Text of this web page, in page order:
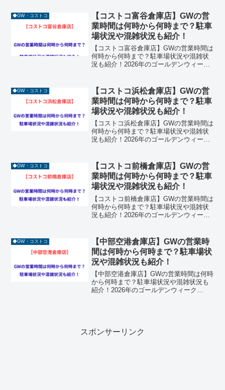
トコ広島倉庫店です。食料品から家電、
日用品、アウトドア用品ま...
◆GW・コストコ
【コストコ富谷倉庫店】GWの営
業時間は何時から何時まで？駐車
場状況や混雑状況も紹介！
【コストコ富谷倉庫店】GWの営業時間は
何時から何時まで？駐車場状況や混雑状
況も紹介！2026年のゴールデンウィーク
問を計画している方も多いのではないで
しょうか。宮城県...
◆GW・コストコ
【コストコ浜松倉庫店】GWの営
業時間は何時から何時まで？駐車
場状況や混雑状況も紹介！
【コストコ浜松倉庫店】GWの営業時間は
何時から何時まで？駐車場状況や混雑状
況も紹介！2026年のゴールデンウィーク
ではないでしょうか。静岡県浜松市中央
区の「浜松プラザ...
◆GW・コストコ
【コストコ前橋倉庫店】GWの営
業時間は何時から何時まで？駐車
場状況や混雑状況も紹介！
【コストコ前橋倉庫店】GWの営業時間は
何時から何時まで？駐車場状況や混雑状
況も紹介！2026年のゴールデンウィーク
ではないでしょうか。群馬県前橋市の
「パワーモール前橋...
◆GW・コストコ
【中部空港倉庫店】GWの営業時
間は何時から何時まで？駐車場状
況や混雑状況も紹介！
【中部空港倉庫店】GWの営業時間は何時
から何時まで？駐車場状況や混雑状況も
紹介！2026年のゴールデンウィーク
スポンサーリンク